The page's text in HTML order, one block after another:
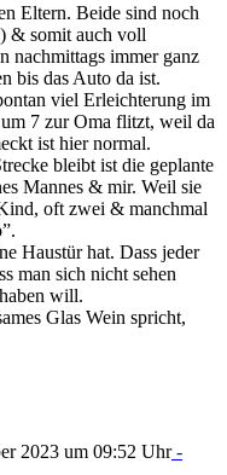
Eltern. Beide sind noch
& somit auch voll
nachmittags immer ganz
bis das Auto da ist.
viel Erleichterung im
7 zur Oma flitzt, weil da
ist hier normal.
bleibt ist die geplante
Mannes & mir. Weil sie
oft zwei & manchmal
Haustür hat. Dass jeder
man sich nicht sehen
will.
Glas Wein spricht,
2023 um 09:52 Uhr-